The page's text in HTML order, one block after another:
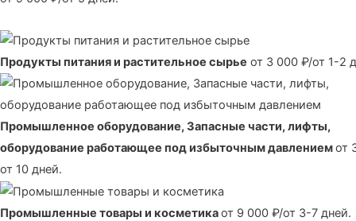
Продукты питания и растительное сырье от 3 000 ₽/от 1-2
Промышленное оборудование, Запасные части, лифты,
оборудование работающее под избыточным давлениемот
от 10 дней.
Промышленные товары и косметикаот 9 000 ₽/от 3-7 дней.